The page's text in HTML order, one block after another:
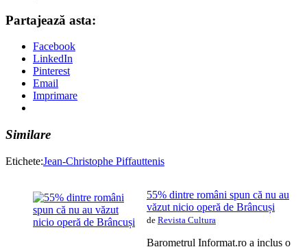
Partajează asta:
Facebook
LinkedIn
Pinterest
Email
Imprimare
Similare
Etichete:Jean-Christophe Piffauttenis
55% dintre români spun că nu au
văzut nicio operă de Brâncuși
de Revista Cultura
Barometrul Informat.ro a inclus o